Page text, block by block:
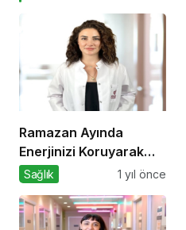
Ramazan Ayında
Enerjinizi Koruyarak
Oruç Tutmanın Püf
Sağlık 1 yıl önce